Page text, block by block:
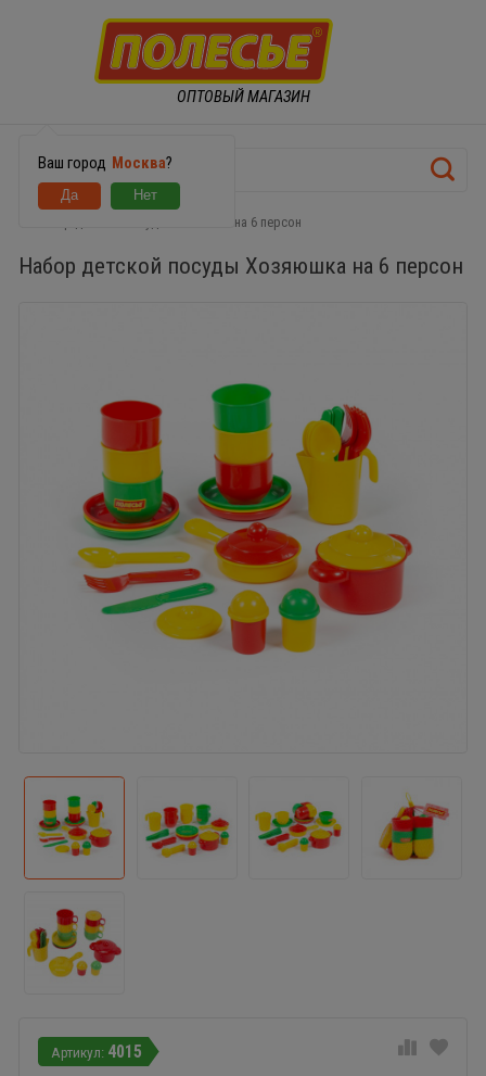
ОПТОВЫЙ МАГАЗИН
Ваш город Москва?
Набор детской посуды Хозяюшка на 6 персон
Набор детской посуды Хозяюшка на 6 персон
4015